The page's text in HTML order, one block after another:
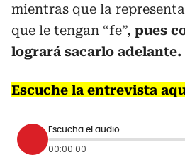
mientras que la
que le tengan “fe”, pues
logrará sacarlo adelante.
Escuche la entrevista
Escucha el audio
00:00:00